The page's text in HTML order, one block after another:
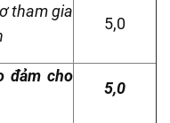
tham gia
5,0
đảm cho
5,0